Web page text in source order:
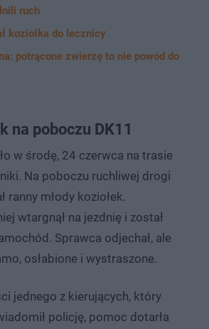
ruch
koziołka do lecznicy
potrącone zwierzę to nie powód do
na poboczu DK11
w środę, 24 czerwca na trasie
Na poboczu ruchliwej drogi
ranny młody koziołek.
wtargnął na jezdnię i został
Sprawca odjechał, ale
osłabione i wystraszone.
jednego z kierujących, który
policję, pomoc dotarła